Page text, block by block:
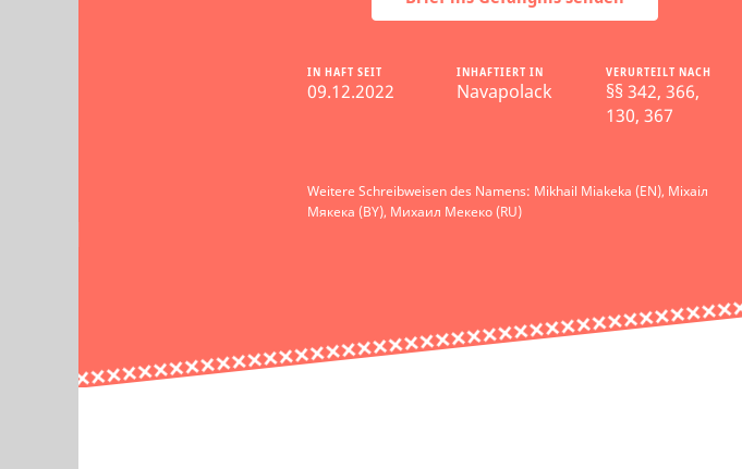
IN HAFT SEIT
09.12.2022
INHAFTIERT IN
Navapolack
VERURTEILT NACH
§§ 342, 366,
130, 367
Weitere Schreibweisen des Namens: Mikhail Miakeka (EN), Міхаіл
Мякека (BY), Михаил Мекеко (RU)